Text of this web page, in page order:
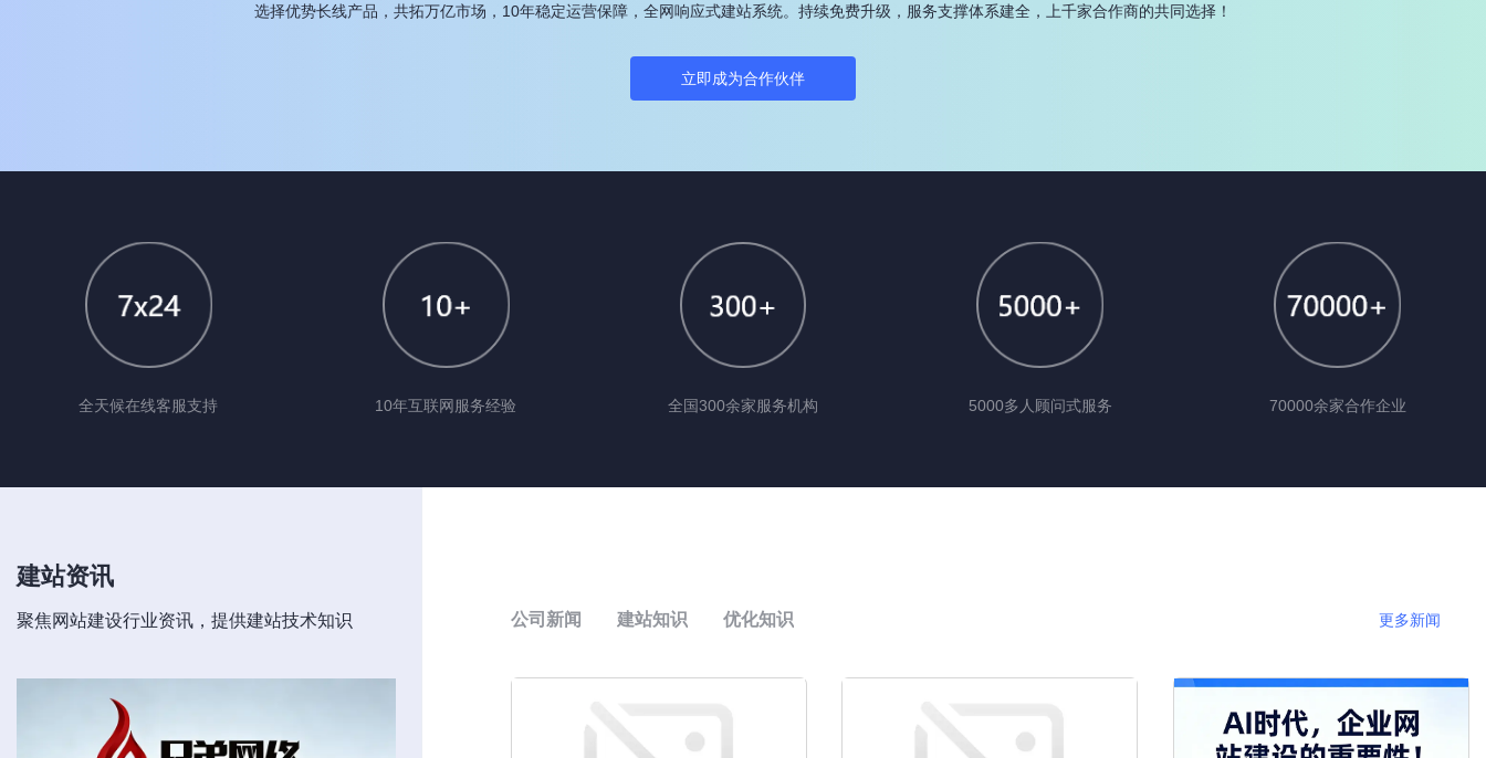
选择优势长线产品，共拓万亿市场，10年稳定运营保障，全网响应式建站系统。持续免费升级，服务支撑体系建全，上千家合作商的共同选择！
立即成为合作伙伴
全天候在线客服支持 10年互联网服务经验 全国300余家服务机构 5000多人顾问式服务 70000余家合作企业
建站资讯
聚焦网站建设行业资讯，提供建站技术知识 公司新闻 建站知识 优化知识 更多新闻